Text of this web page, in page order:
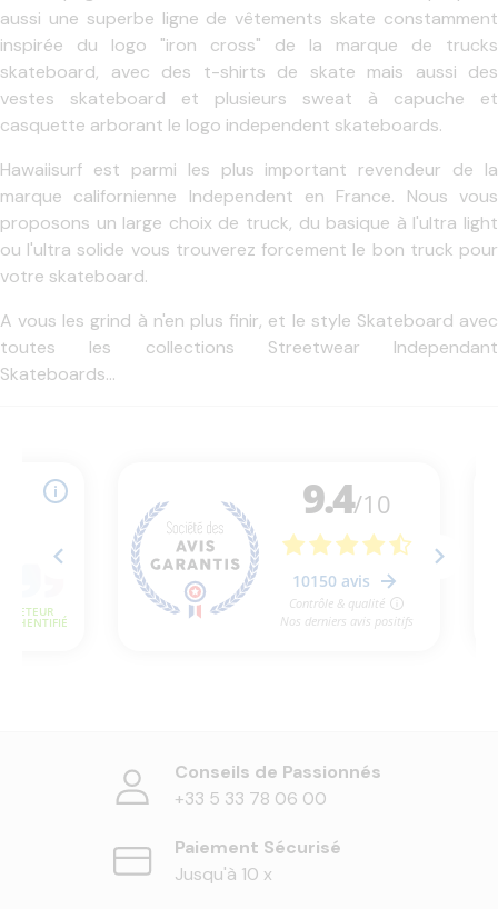
aussi une superbe ligne de vêtements skate constamment
inspirée du logo "iron cross" de la marque de trucks
skateboard, avec des t-shirts de skate mais aussi des
vestes skateboard et plusieurs sweat à capuche et
casquette arborant le logo independent skateboards.
Hawaiisurf est parmi les plus important revendeur de la
marque californienne Independent en France. Nous vous
proposons un large choix de truck, du basique à l'ultra light
ou l'ultra solide vous trouverez forcement le bon truck pour
votre skateboard.
A vous les grind à n'en plus finir, et le style Skateboard avec
toutes les collections Streetwear Independant
Skateboards...
Conseils de Passionnés
+33 5 33 78 06 00
Paiement Sécurisé
Jusqu'à 10 x